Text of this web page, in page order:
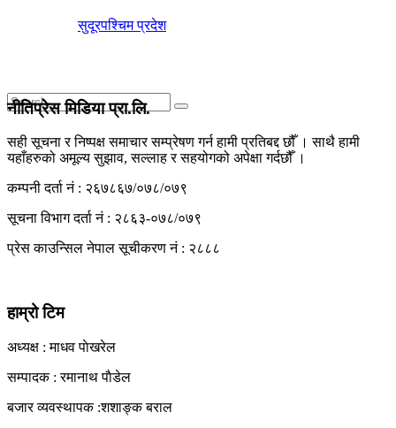
सुदूरपश्चिम प्रदेश
No Result
View All Result
नीतिप्रेस मिडिया प्रा.लि.
सही सूचना र निष्पक्ष समाचार सम्प्रेषण गर्न हामी प्रतिबद्द छौँ । साथै हामी
यहाँहरुको अमूल्य सुझाव, सल्लाह र सहयोगको अपेक्षा गर्दछौँ ।
कम्पनी दर्ता नं : २६७८६७/०७८/०७९
सूचना विभाग दर्ता नं : २८६३-०७८/०७९
प्रेस काउन्सिल नेपाल सूचीकरण नं : २८८८
हाम्रो टिम
अध्यक्ष : माधव पाेखरेल
सम्पादक : रमानाथ पाैडेल
बजार व्यवस्थापक :शशाङ्क बराल